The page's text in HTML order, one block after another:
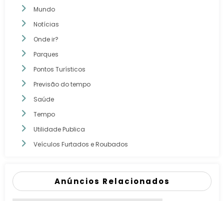
Mundo
Notícias
Onde ir?
Parques
Pontos Turísticos
Previsão do tempo
Saúde
Tempo
Utilidade Publica
Veículos Furtados e Roubados
Anúncios Relacionados